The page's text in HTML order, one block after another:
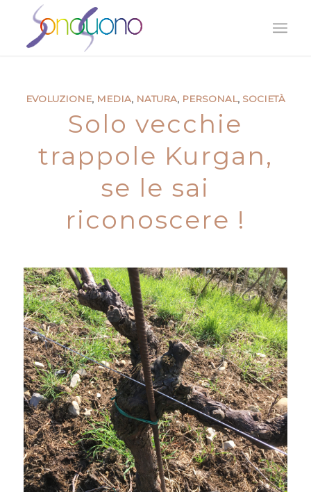
EVOLUZIONE, MEDIA, NATURA, PERSONAL, SOCIETÀ
Solo vecchie
trappole Kurgan,
se le sai
riconoscere !